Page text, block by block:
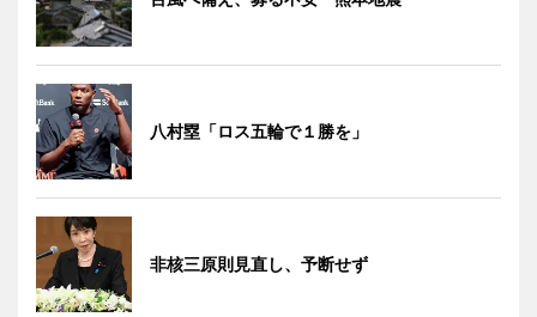
八村塁「ロス五輪で１勝を」
非核三原則見直し、予断せず